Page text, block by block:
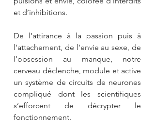
et d’inhibitions.
De l’attirance à la passion puis à
l’attachement, de l’envie au sexe, de
l’obsession au manque, notre
cerveau déclenche, module et active
un système de circuits de neurones
compliqué dont les scientifiques
s’efforcent de décrypter le
fonctionnement.